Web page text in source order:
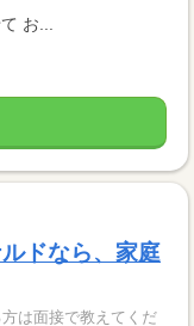
お...
ドなら、家庭
は面接で教えてくだ